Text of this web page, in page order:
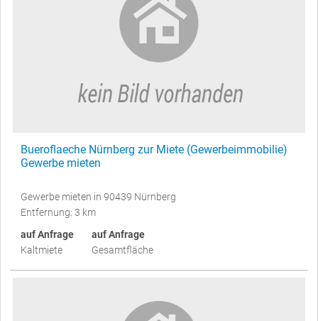
Bueroflaeche Nürnberg zur Miete (Gewerbeimmobilie)
Gewerbe mieten
Gewerbe mieten in 90439 Nürnberg
Entfernung: 3 km
auf Anfrage
Kaltmiete
auf Anfrage
Gesamtfläche